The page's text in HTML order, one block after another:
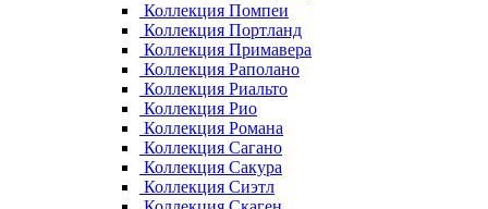
Коллекция Помпеи
Коллекция Портланд
Коллекция Примавера
Коллекция Раполано
Коллекция Риальто
Коллекция Рио
Коллекция Романа
Коллекция Сагано
Коллекция Сакура
Коллекция Сиэтл